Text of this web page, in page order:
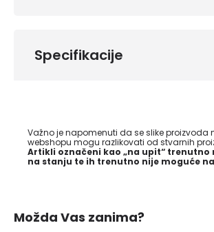
Specifikacije
Važno je napomenuti da se slike proizvoda
webshopu mogu razlikovati od stvarnih
Artikli označeni kao „na upit“ trenutno
na stanju te ih trenutno nije moguće
Možda Vas zanima?